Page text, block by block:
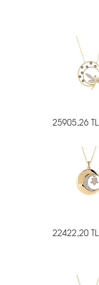
25905,26 TL
22422,20 TL